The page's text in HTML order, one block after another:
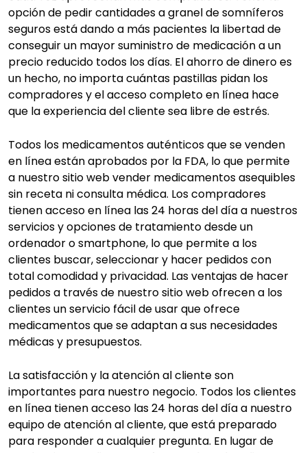
opción de pedir cantidades a granel de somníferos
seguros está dando a más pacientes la libertad de
conseguir un mayor suministro de medicación a un
precio reducido todos los días. El ahorro de dinero es
un hecho, no importa cuántas pastillas pidan los
compradores y el acceso completo en línea hace
que la experiencia del cliente sea libre de estrés.
Todos los medicamentos auténticos que se venden
en línea están aprobados por la FDA, lo que permite
a nuestro sitio web vender medicamentos asequibles
sin receta ni consulta médica. Los compradores
tienen acceso en línea las 24 horas del día a nuestros
servicios y opciones de tratamiento desde un
ordenador o smartphone, lo que permite a los
clientes buscar, seleccionar y hacer pedidos con
total comodidad y privacidad. Las ventajas de hacer
pedidos a través de nuestro sitio web ofrecen a los
clientes un servicio fácil de usar que ofrece
medicamentos que se adaptan a sus necesidades
médicas y presupuestos.
La satisfacción y la atención al cliente son
importantes para nuestro negocio. Todos los clientes
en línea tienen acceso las 24 horas del día a nuestro
equipo de atención al cliente, que está preparado
para responder a cualquier pregunta. En lugar de